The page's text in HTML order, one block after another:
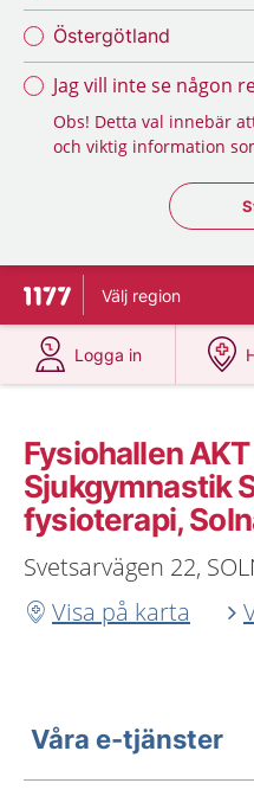
Östergötland
Jag vill inte se någon
Obs! Detta val innebär
och viktig information
Till startsidan för 1177
Välj region
Logga in
på 1177.se
Fysiohallen AKT
Sjukgymnastik
fysioterapi,
Svetsarvägen 22,
Visa på karta
Våra e-tjänster